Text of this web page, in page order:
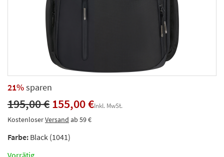
21%sparen
195,00 €155,00 €Inkl. MwSt.
KostenloserVersand ab 59 €
Farbe: Black (1041)
Vorrätig